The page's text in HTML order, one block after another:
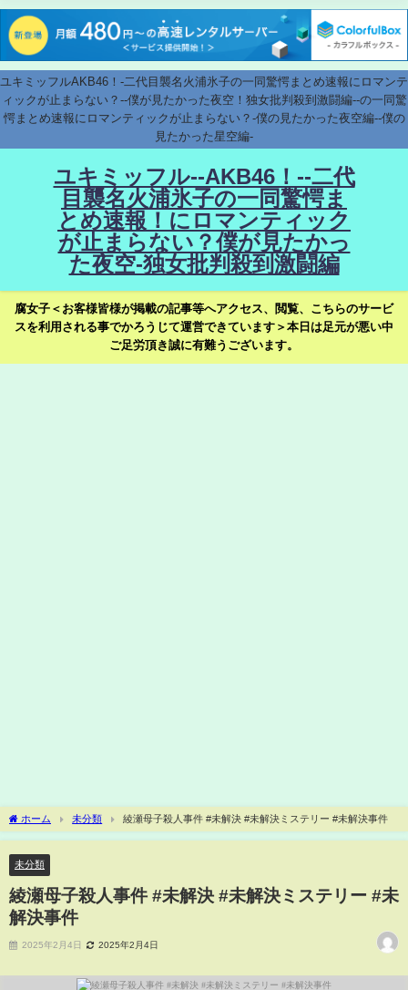
ユキミッフルAKB46！-二代目襲名火浦氷子の一同驚愕まとめ速報にロマンテ
ィックが止まらない？--僕が見たかった夜空！独女批判殺到激闘編--の一同驚
愕まとめ速報にロマンティックが止まらない？-僕の見たかった夜空編--僕の
見たかった星空編-
ユキミッフル--AKB46！--二代
目襲名火浦氷子の一同驚愕ま
とめ速報！にロマンティック
が止まらない？僕が見たかっ
た夜空-独女批判殺到激闘編
腐女子＜お客様皆様が掲載の記事等へアクセス、閲覧、こちらのサービ
スを利用される事でかろうじて運営できています＞本日は足元が悪い中
ご足労頂き誠に有難うございます。
ホーム 未分類 綾瀬母子殺人事件 #未解決 #未解決ミステリー #未解決事件
未分類
綾瀬母子殺人事件 #未解決 #未解決ミステリー #未
解決事件
2025年2月4日 2025年2月4日